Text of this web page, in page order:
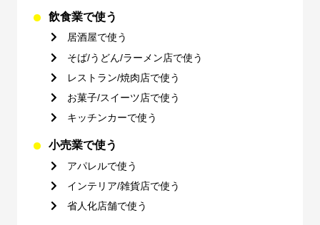
飲食業で使う
居酒屋で使う
そば/うどん/ラーメン店で使う
レストラン/焼肉店で使う
お菓子/スイーツ店で使う
キッチンカーで使う
小売業で使う
アパレルで使う
インテリア/雑貨店で使う
省人化店舗で使う